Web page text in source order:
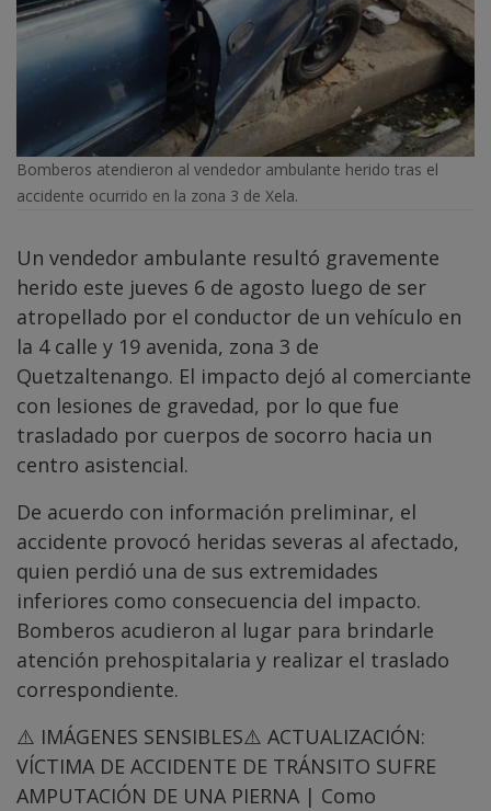
Bomberos atendieron al vendedor ambulante herido tras el
accidente ocurrido en la zona 3 de Xela.
Un vendedor ambulante resultó gravemente
herido este jueves 6 de agosto luego de ser
atropellado por el conductor de un vehículo en
la 4 calle y 19 avenida, zona 3 de
Quetzaltenango. El impacto dejó al comerciante
con lesiones de gravedad, por lo que fue
trasladado por cuerpos de socorro hacia un
centro asistencial.
De acuerdo con información preliminar, el
accidente provocó heridas severas al afectado,
quien perdió una de sus extremidades
inferiores como consecuencia del impacto.
Bomberos acudieron al lugar para brindarle
atención prehospitalaria y realizar el traslado
correspondiente.
⚠️ IMÁGENES SENSIBLES⚠️ ACTUALIZACIÓN:
VÍCTIMA DE ACCIDENTE DE TRÁNSITO SUFRE
AMPUTACIÓN DE UNA PIERNA | Como